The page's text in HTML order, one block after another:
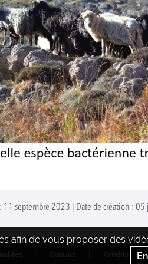
11 septembre 2023 | Date de création :
afin de vous proposer des